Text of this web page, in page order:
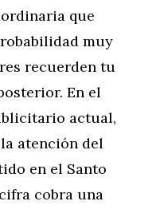
que
muy
recuerden tu
En el
actual,
atención del
en el Santo
cobra una